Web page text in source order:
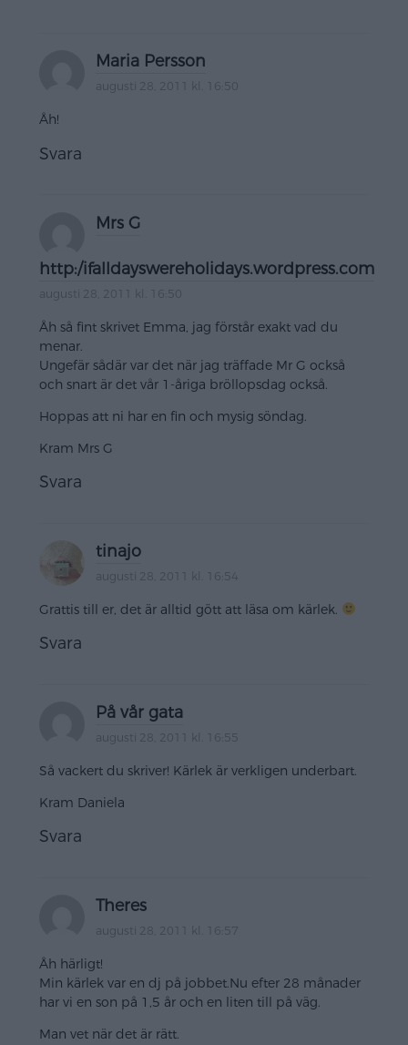
Maria Persson
augusti 28, 2011 kl. 16:50
Åh!
Svara
Mrs G
http:/ifalldayswereholidays.wordpress.com
augusti 28, 2011 kl. 16:50
Åh så fint skrivet Emma, jag förstår exakt vad du
menar.
Ungefär sådär var det när jag träffade Mr G också
och snart är det vår 1-åriga bröllopsdag också.
Hoppas att ni har en fin och mysig söndag.
Kram Mrs G
Svara
tinajo
augusti 28, 2011 kl. 16:54
Grattis till er, det är alltid gött att läsa om kärlek.
Svara
På vår gata
augusti 28, 2011 kl. 16:55
Så vackert du skriver! Kärlek är verkligen underbart.
Kram Daniela
Svara
Theres
augusti 28, 2011 kl. 16:57
Åh härligt!
Min kärlek var en dj på jobbet.Nu efter 28 månader
har vi en son på 1,5 år och en liten till på väg.
Man vet när det är rätt.